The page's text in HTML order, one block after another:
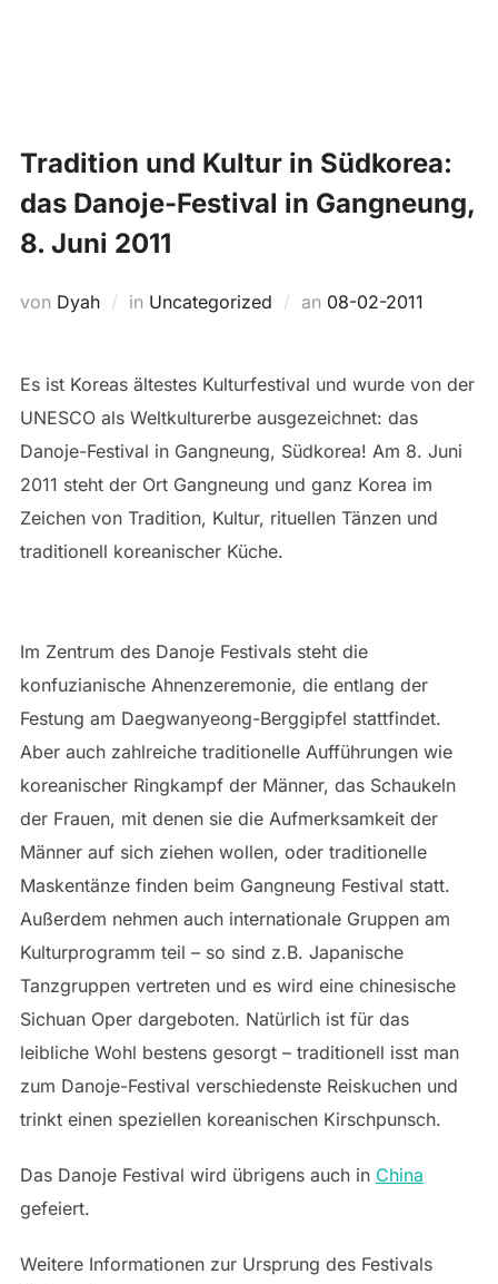
Tradition und Kultur in Südkorea:
das Danoje-Festival in Gangneung,
8. Juni 2011
von Dyah in Uncategorized an Veröffentlicht
08-02-2011
Es ist Koreas ältestes Kulturfestival und wurde von der
UNESCO als Weltkulturerbe ausgezeichnet: das
Danoje-Festival in Gangneung, Südkorea! Am 8. Juni
2011 steht der Ort Gangneung und ganz Korea im
Zeichen von Tradition, Kultur, rituellen Tänzen und
traditionell koreanischer Küche.
Im Zentrum des Danoje Festivals steht die
konfuzianische Ahnenzeremonie, die entlang der
Festung am Daegwanyeong-Berggipfel stattfindet.
Aber auch zahlreiche traditionelle Aufführungen wie
koreanischer Ringkampf der Männer, das Schaukeln
der Frauen, mit denen sie die Aufmerksamkeit der
Männer auf sich ziehen wollen, oder traditionelle
Maskentänze finden beim Gangneung Festival statt.
Außerdem nehmen auch internationale Gruppen am
Kulturprogramm teil – so sind z.B. Japanische
Tanzgruppen vertreten und es wird eine chinesische
Sichuan Oper dargeboten. Natürlich ist für das
leibliche Wohl bestens gesorgt – traditionell isst man
zum Danoje-Festival verschiedenste Reiskuchen und
trinkt einen speziellen koreanischen Kirschpunsch.
Das Danoje Festival wird übrigens auch in China
gefeiert.
Weitere Informationen zur Ursprung des Festivals